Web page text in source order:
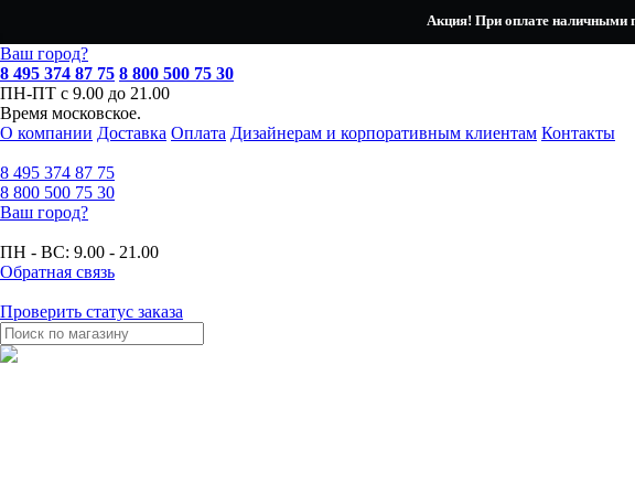
Акция! При оплате наличными
Ваш город?
8 495 374 87 75 8 800 500 75 30
ПН-ПТ с 9.00 до 21.00
Время московское.
О компании Доставка Оплата Дизайнерам и корпоративным клиентам Контакты
8 495 374 87 75
8 800 500 75 30
Ваш город?
ПН - ВС: 9.00 - 21.00
Обратная связь
Проверить статус заказа